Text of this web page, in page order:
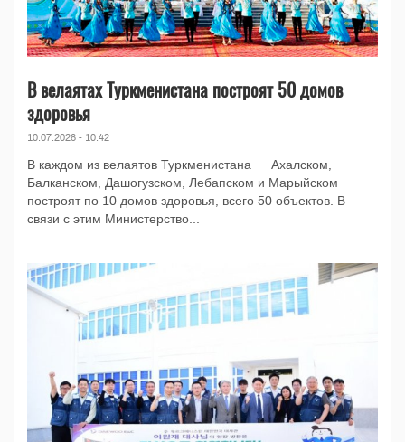
В велаятах Туркменистана построят 50 домов
здоровья
10.07.2026 - 10:42
В каждом из велаятов Туркменистана — Ахалском,
Балканском, Дашогузском, Лебапском и Марыйском —
построят по 10 домов здоровья, всего 50 объектов. В
связи с этим Министерство...